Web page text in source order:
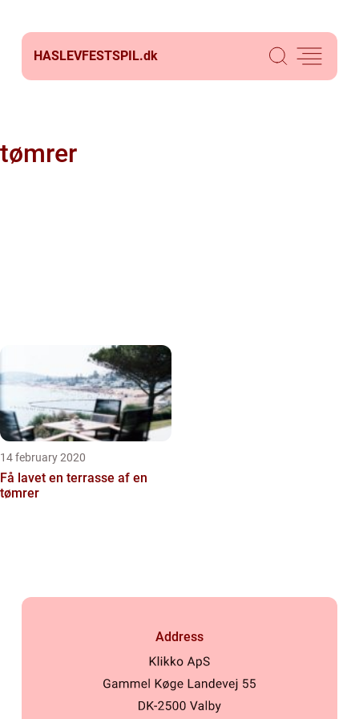
HASLEVFESTSPIL.dk
tømrer
14 february 2020
Få lavet en terrasse af en
tømrer
Address